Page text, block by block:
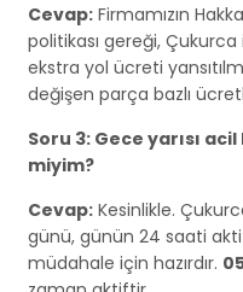
Cevap: Firmamızın
politikası gereği,
ekstra yol ücreti
değişen parça bazlı
Soru 3: Gece yarısı
miyim?
Cevap: Kesinlikle.
günü, günün 24 saati
müdahale için hazırdır.